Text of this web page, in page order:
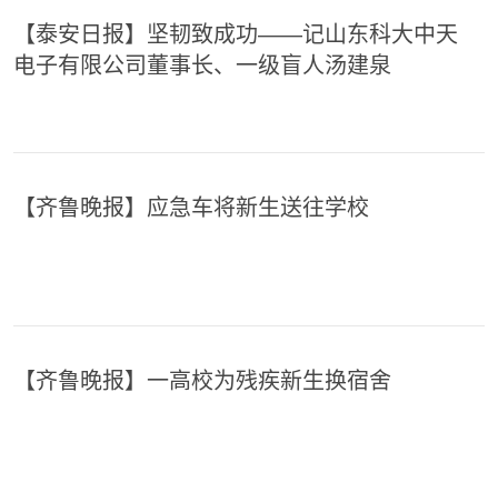
【泰安日报】坚韧致成功——记山东科大中天
电子有限公司董事长、一级盲人汤建泉
【齐鲁晚报】应急车将新生送往学校
【齐鲁晚报】一高校为残疾新生换宿舍